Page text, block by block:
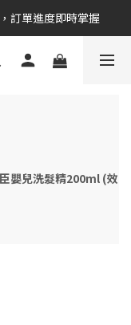
加入！
訂單進度即時掌握
加入！
嬰兒洗髮精200ml (效